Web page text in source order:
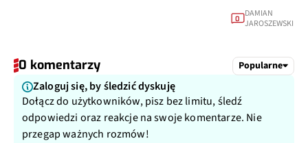
0
DAMIAN
JAROSZEWSKI
0 komentarzy Popularne
Zaloguj się, by śledzić dyskuję
Dołącz do użytkowników, pisz bez limitu, śledź
odpowiedzi oraz reakcje na swoje komentarze. Nie
przegap ważnych rozmów!